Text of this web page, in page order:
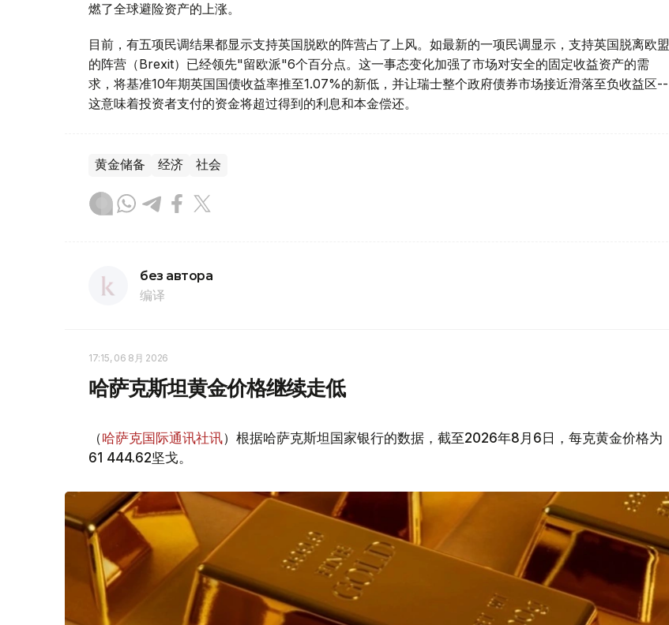
燃了全球避险资产的上涨。
目前，有五项民调结果都显示支持英国脱欧的阵营占了上风。如最新的一项民调显示，支持英国脱离欧盟
的阵营（Brexit）已经领先"留欧派"6个百分点。这一事态变化加强了市场对安全的固定收益资产的需
求，将基准10年期英国国债收益率推至1.07%的新低，并让瑞士整个政府债券市场接近滑落至负收益区--
这意味着投资者支付的资金将超过得到的利息和本金偿还。
黄金储备 经济 社会
без автора
编译
17:15, 06 8月 2026
哈萨克斯坦黄金价格继续走低
（哈萨克国际通讯社讯）根据哈萨克斯坦国家银行的数据，截至2026年8月6日，每克黄金价格为
61 444.62坚戈。